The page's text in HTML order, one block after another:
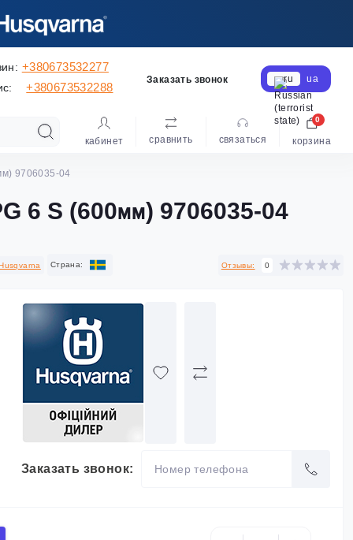
+380673532277
+380673532288
Заказать звонок ru ua
кабинет сравнить cвязаться корзина
0
9706035-04
6 S (600мм) 9706035-04
Cтрана: Отзывы: 0
Заказать звонок: